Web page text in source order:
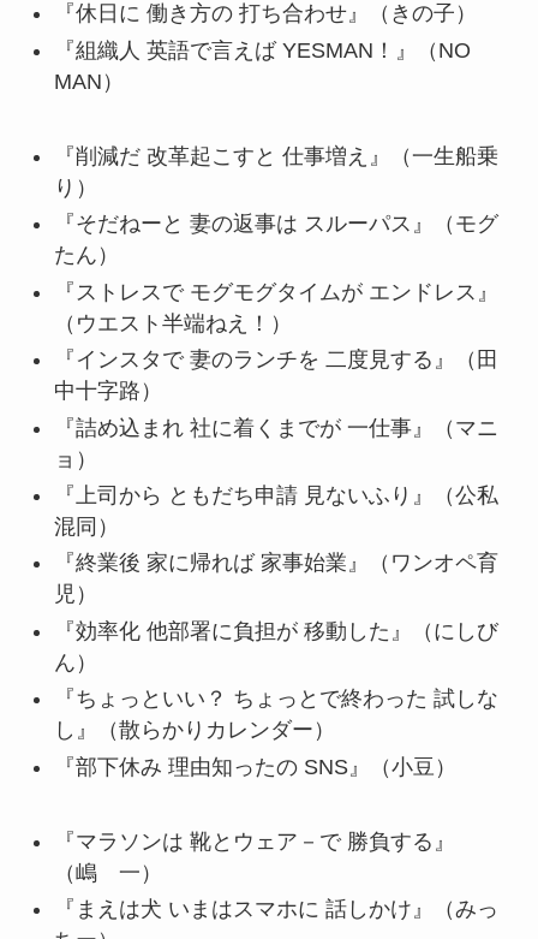
『休日に 働き方の 打ち合わせ』（きの子）
『組織人 英語で言えば YESMAN！』（NO
MAN）
『削減だ 改革起こすと 仕事増え』（一生船乗
り）
『そだねーと 妻の返事は スルーパス』（モグ
たん）
『ストレスで モグモグタイムが エンドレス』
（ウエスト半端ねえ！）
『インスタで 妻のランチを 二度見する』（田
中十字路）
『詰め込まれ 社に着くまでが 一仕事』（マニ
ョ）
『上司から ともだち申請 見ないふり』（公私
混同）
『終業後 家に帰れば 家事始業』（ワンオペ育
児）
『効率化 他部署に負担が 移動した』（にしび
ん）
『ちょっといい？ ちょっとで終わった 試しな
し』（散らかりカレンダー）
『部下休み 理由知ったの SNS』（小豆）
『マラソンは 靴とウェア－で 勝負する』
（嶋 一）
『まえは犬 いまはスマホに 話しかけ』（みっ